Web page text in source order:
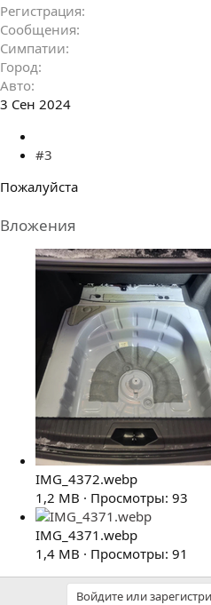
Регистрация
Сообщения
Симпатии
Город
Авто
3 Сен 2024
#3
Пожалуйста
Вложения
IMG_4372.webp
1,2 MB · Просмотры: 93
IMG_4371.webp
1,4 MB · Просмотры: 91
Войдите или